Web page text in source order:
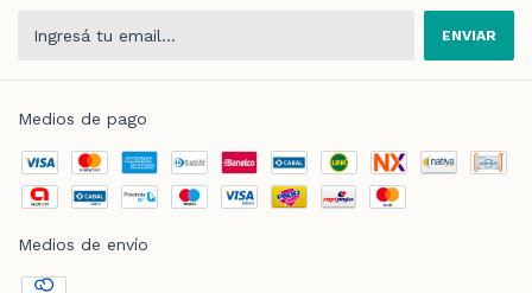
Medios de pago
Medios de envío